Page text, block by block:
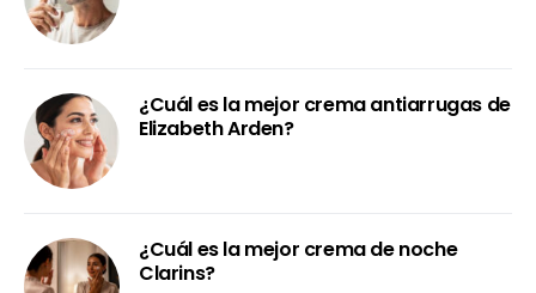
¿Cuál es la mejor crema antiarrugas de
Elizabeth Arden?
¿Cuál es la mejor crema de noche
Clarins?